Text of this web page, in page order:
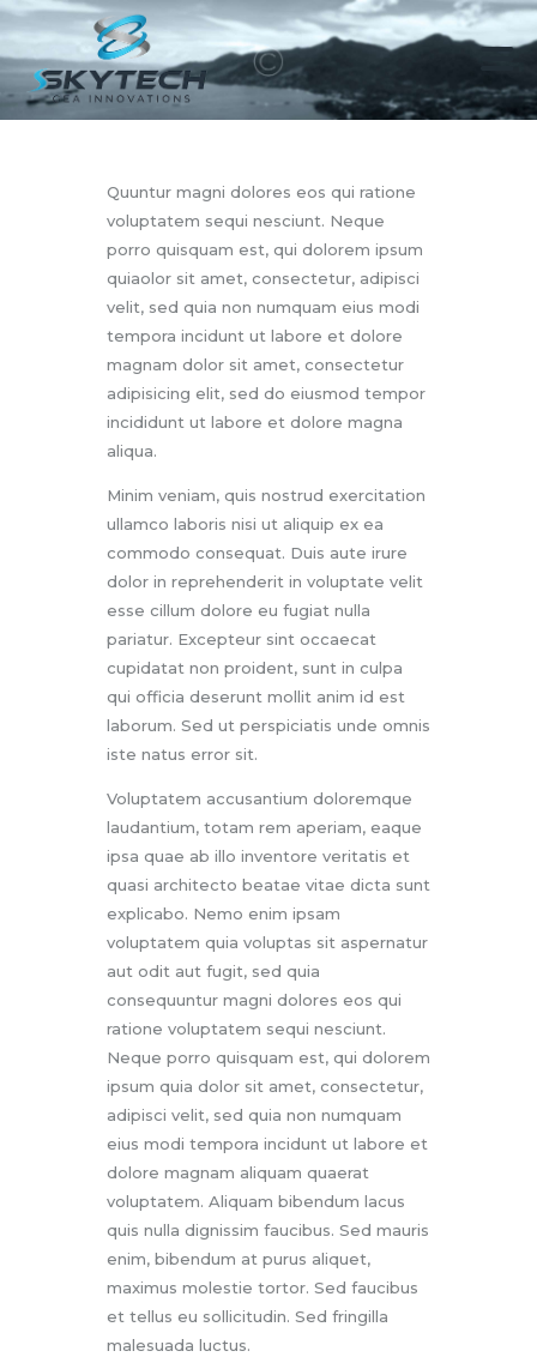
ABOUT
SERVICE
APPLICATIONS
RESERVED AREA
CONTACTS
Quuntur magni dolores eos qui ratione
voluptatem sequi nesciunt. Neque
porro quisquam est, qui dolorem ipsum
quiaolor sit amet, consectetur, adipisci
velit, sed quia non numquam eius modi
tempora incidunt ut labore et dolore
magnam dolor sit amet, consectetur
adipisicing elit, sed do eiusmod tempor
incididunt ut labore et dolore magna
aliqua.
Minim veniam, quis nostrud exercitation
ullamco laboris nisi ut aliquip ex ea
commodo consequat. Duis aute irure
dolor in reprehenderit in voluptate velit
esse cillum dolore eu fugiat nulla
pariatur. Excepteur sint occaecat
cupidatat non proident, sunt in culpa
qui officia deserunt mollit anim id est
laborum. Sed ut perspiciatis unde omnis
iste natus error sit.
Voluptatem accusantium doloremque
laudantium, totam rem aperiam, eaque
ipsa quae ab illo inventore veritatis et
quasi architecto beatae vitae dicta sunt
explicabo. Nemo enim ipsam
voluptatem quia voluptas sit aspernatur
aut odit aut fugit, sed quia
consequuntur magni dolores eos qui
ratione voluptatem sequi nesciunt.
Neque porro quisquam est, qui dolorem
ipsum quia dolor sit amet, consectetur,
adipisci velit, sed quia non numquam
eius modi tempora incidunt ut labore et
dolore magnam aliquam quaerat
voluptatem. Aliquam bibendum lacus
quis nulla dignissim faucibus. Sed mauris
enim, bibendum at purus aliquet,
maximus molestie tortor. Sed faucibus
et tellus eu sollicitudin. Sed fringilla
malesuada luctus.